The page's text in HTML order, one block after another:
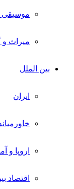
موسیقی
میراث
بین الملل
ایران
اروپا و
اقتصاد